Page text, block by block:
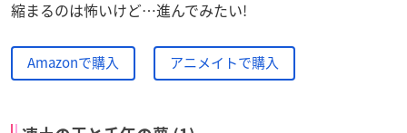
縮まるのは怖いけど…進んでみたい!
Amazonで購入 アニメイトで購入